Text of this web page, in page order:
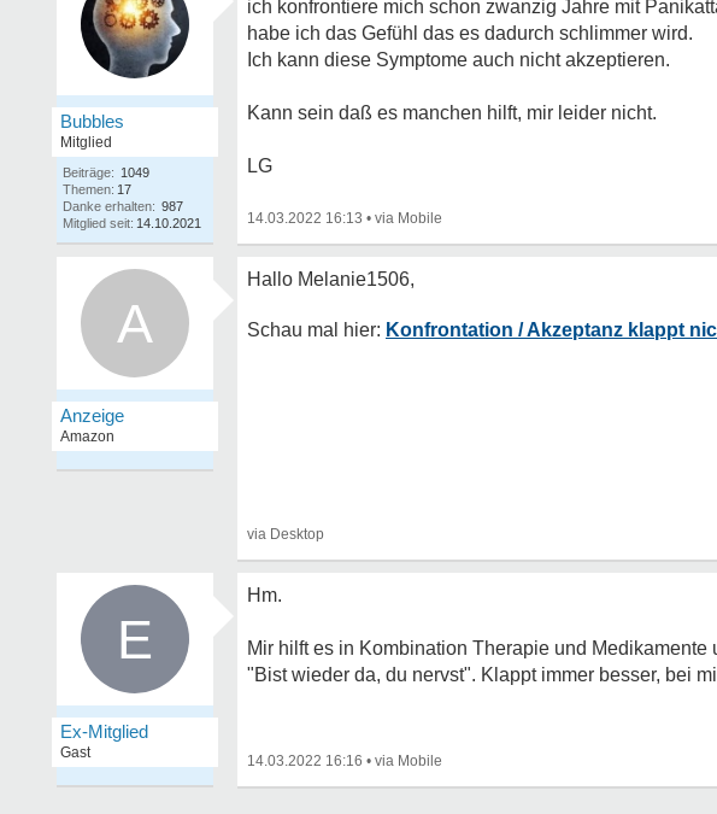
Bubbles
Mitglied
Beiträge: 1049
Themen: 17
Danke erhalten: 987
Mitglied seit: 14.10.2021
ich konfrontiere mich schon zwanzig Jahre mit
habe ich das Gefühl das es dadurch schlimmer wird.
Ich kann diese Symptome auch nicht akzeptieren.
Kann sein daß es manchen hilft, mir leider nicht.
LG
14.03.2022 16:13 •
A Konfrontation / Akzeptanz klappt
E
Ex-Mitglied
Gast
Hm.
Mir hilft es in Kombination Therapie und
"Bist wieder da, du nervst". Klappt immer besser, bei
14.03.2022 16:16 •